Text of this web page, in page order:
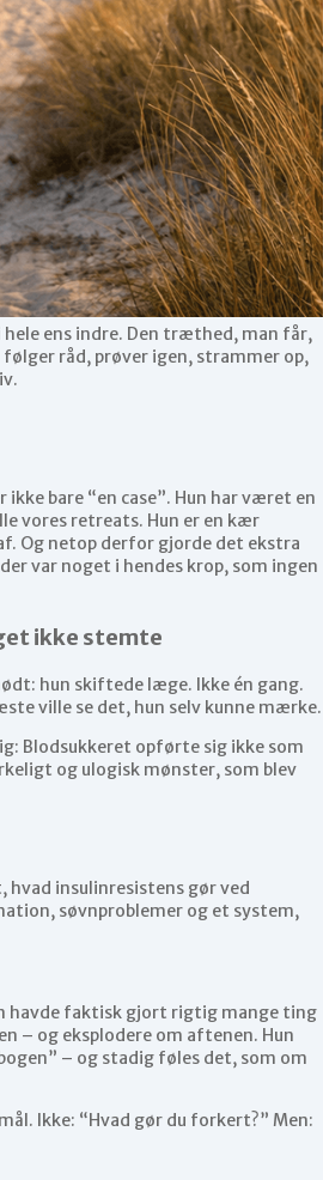
ens indre. Den træthed, man får,
råd, prøver igen, strammer op,
bare “en case”. Hun har været en
vores retreats. Hun er en kær
Og netop derfor gjorde det ekstra
var noget i hendes krop, som ingen
ikke stemte
hun skiftede læge. Ikke én gang.
ville se det, hun selv kunne mærke.
Blodsukkeret opførte sig ikke som
og ulogisk mønster, som blev
hvad insulinresistens gør ved
søvnproblemer og et system,
havde faktisk gjort rigtig mange ting
– og eksplodere om aftenen. Hun
– og stadig føles det, som om
Ikke: “Hvad gør du forkert?” Men: